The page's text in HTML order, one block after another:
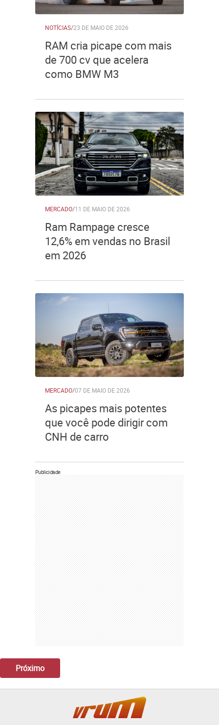
NOTÍCIAS/23 DE MAIO DE 2026
RAM cria picape com mais
de 700 cv que acelera
como BMW M3
MERCADO/11 DE MAIO DE 2026
Ram Rampage cresce
12,6% em vendas no Brasil
em 2026
MERCADO/07 DE MAIO DE 2026
As picapes mais potentes
que você pode dirigir com
CNH de carro
Publicidade
Próximo